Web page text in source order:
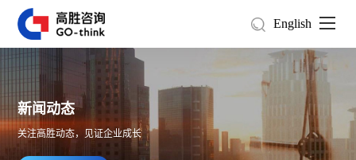
English
新闻动态
关注高胜动态，见证企业成长